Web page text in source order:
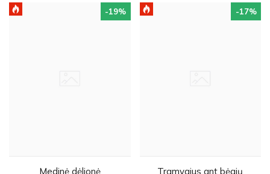
-19%
Medinė dėlionė
-17%
Tramvajus ant bėgių